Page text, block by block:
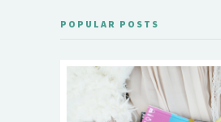
POPULAR POSTS